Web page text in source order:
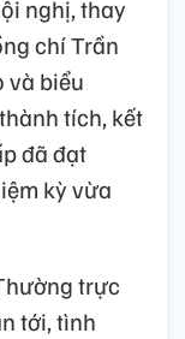
nghị, thay
chí Trần
và biểu
tích, kết
đã đạt
kỳ vừa
trực
tới, tình